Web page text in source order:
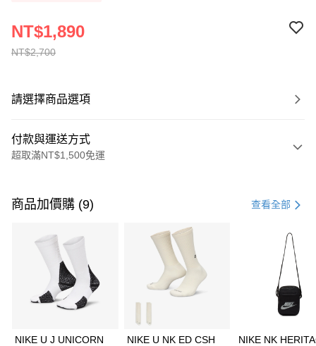
NT$2,700
NT$1,890
請選擇商品選項
付款與運送方式
超取滿NT$1,500免運
信用卡一次付款
3 期 0 利率 每期 21家銀行
合作金庫商業銀行
第一商業銀行
華南商業銀行
彰化商業銀行
上海商業儲蓄銀行
Apple Pay
商品加價購 (9) 查看全部
NIKE U J UNICORN
NIKE U NK ED CSH
NIKE NK